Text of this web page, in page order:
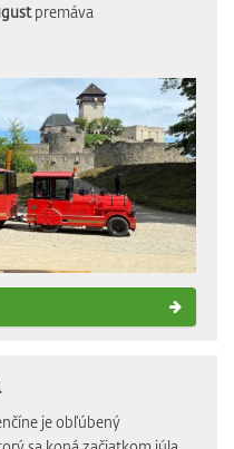
premáva
je obľúbený